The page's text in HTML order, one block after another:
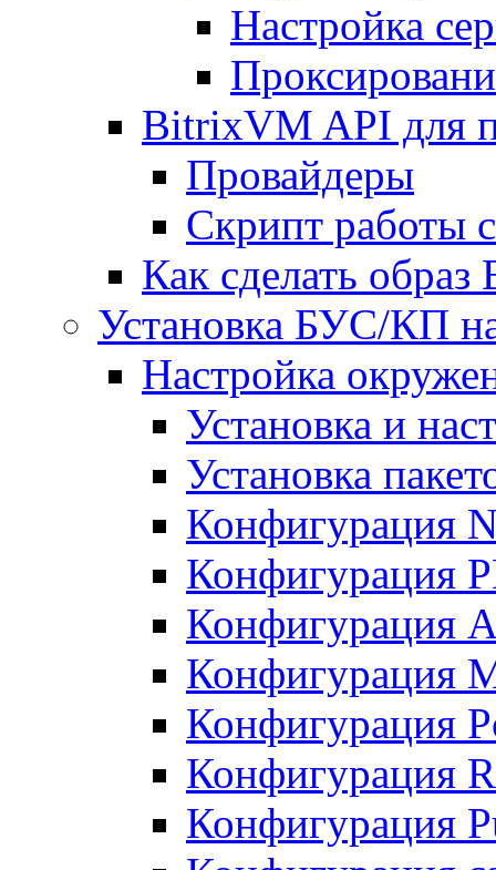
Настройка
BitrixVM API для
Провайдеры
Скрипт работы
Как сделать
Установка БУС/КП
Настройка
Установка и
Установка
Конфигурация
Конфигурация
Конфигурация
Конфигурация
Конфигурация
Конфигурация
Конфигурация